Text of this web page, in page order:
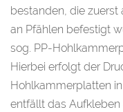
bestanden, die
an Pfählen befestigt
sog. PP-
Hierbei erfolgt der
Hohlkammerplatten
entfällt das